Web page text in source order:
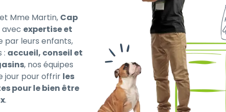
digestive
de maïs, graisse de canard, levure de bière 5%,
d’anchois et sardines sauvages 1% (conservée avec
de lin, graines de psyllium, feuilles d’Aloé Vera
cerevisiae (riche en Glucanes et MOS),
Mme Martin, Cap
expertise et
par leurs enfants,
: accueil, conseil et
, nos équipes
jour pour offrir les
pour le bien être
.